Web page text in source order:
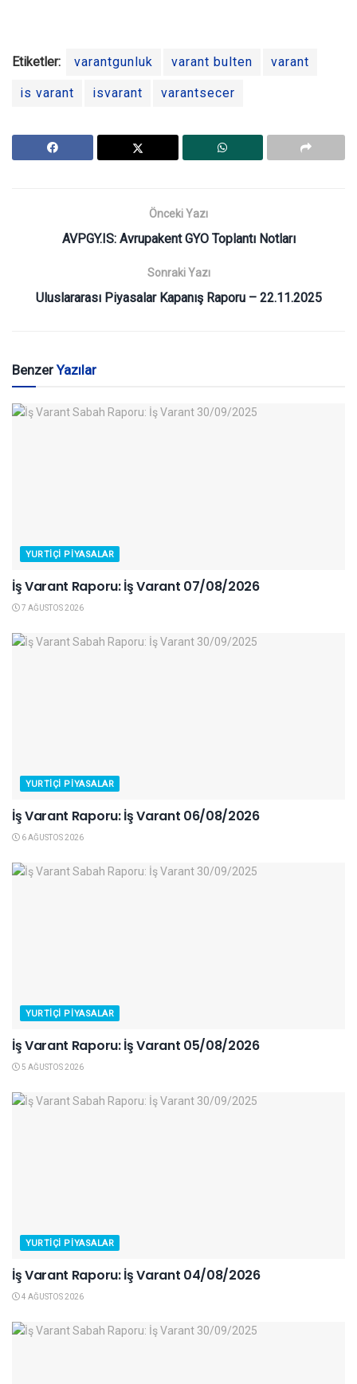
Etiketler: varantgunluk varant bulten varant
is varant isvarant varantsecer
Önceki Yazı
AVPGY.IS: Avrupakent GYO Toplantı Notları
Sonraki Yazı
Uluslararası Piyasalar Kapanış Raporu – 22.11.2025
BenzerYazılar
YURTIÇI PIYASALAR
İş Varant Raporu: İş Varant 07/08/2026
7 AĞUSTOS 2026
YURTIÇI PIYASALAR
İş Varant Raporu: İş Varant 06/08/2026
6 AĞUSTOS 2026
YURTIÇI PIYASALAR
İş Varant Raporu: İş Varant 05/08/2026
5 AĞUSTOS 2026
YURTIÇI PIYASALAR
İş Varant Raporu: İş Varant 04/08/2026
4 AĞUSTOS 2026